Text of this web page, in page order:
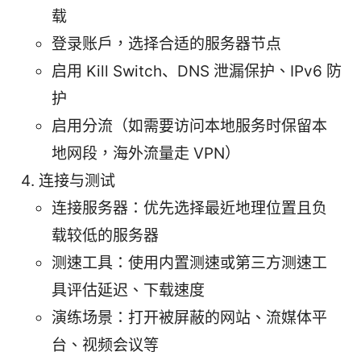
载
登录账户，选择合适的服务器节点
启用 Kill Switch、DNS 泄漏保护、IPv6 防
护
启用分流（如需要访问本地服务时保留本
地网段，海外流量走 VPN）
连接与测试
连接服务器：优先选择最近地理位置且负
载较低的服务器
测速工具：使用内置测速或第三方测速工
具评估延迟、下载速度
演练场景：打开被屏蔽的网站、流媒体平
台、视频会议等